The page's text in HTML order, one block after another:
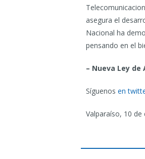
asegura el
Nacional ha
pensando en el
– Nueva Ley
Síguenos en
Valparaíso, 10 de